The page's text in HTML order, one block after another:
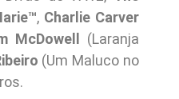
, Charlie Carver
McDowell
(Laranja
(Um Maluco no